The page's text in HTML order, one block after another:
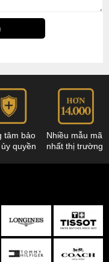
tâm bảo
quyền
Nhiều mẫu mã
nhất thị trường